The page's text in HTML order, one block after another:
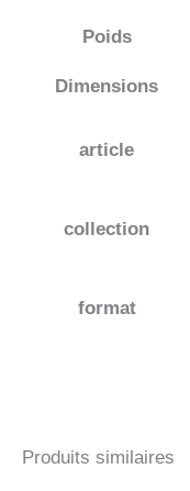
Poids
Dimensions
article
collection
format
Produits similaires